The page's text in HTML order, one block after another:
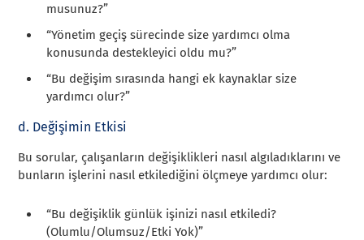
musunuz?”
“Yönetim geçiş sürecinde size yardımcı olma
konusunda destekleyici oldu mu?”
“Bu değişim sırasında hangi ek kaynaklar size
yardımcı olur?”
d. Değişimin Etkisi
Bu sorular, çalışanların değişiklikleri nasıl algıladıklarını ve
bunların işlerini nasıl etkilediğini ölçmeye yardımcı olur:
“Bu değişiklik günlük işinizi nasıl etkiledi?
(Olumlu/Olumsuz/Etki Yok)”